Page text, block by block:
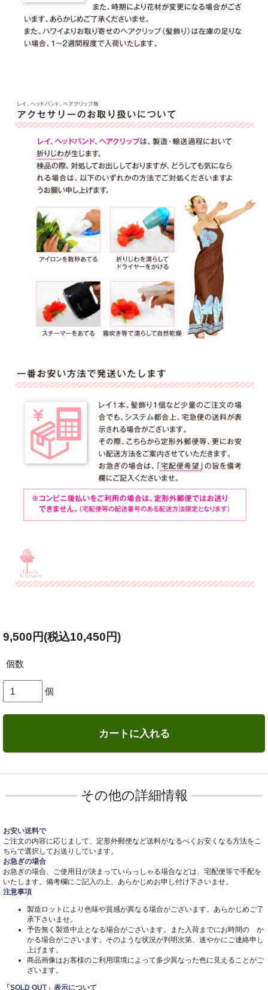
9,500円(税込10,450円)
個数
個
カートに入れる
その他の詳細情報
お安い送料で
ご注文の内容に応じまして、定形外郵便など送料がなるべくお安くなる方法をこ
ちらで選択してお送りしています。
お急ぎの場合
お急ぎの場合、ご使用日が決まっていらっしゃる場合などは、宅配便等で手配を
いたします。備考欄にご記入の上、あらかじめお申し付け下さいませ。
注意事項
製造ロットにより色味や質感が異なる場合がございます。あらかじめご了
承下さいませ。
予告無く製造中止となる場合がございます。また入荷までにお時間の か
かる場合がございます。そのような状況が判明次第、速やかにご連絡申し
上げます。
商品画像はお客様のご利用環境によって多少異なった色に見えることがご
ざいます。
「SOLD OUT」表示について